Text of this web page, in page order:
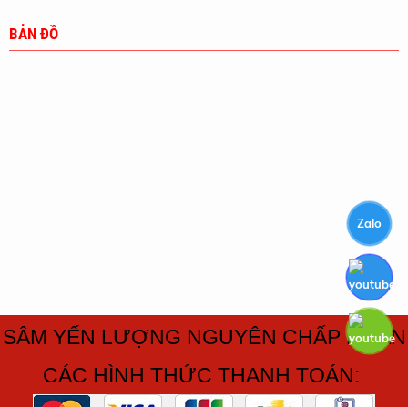
BẢN ĐỒ
SÂM YẾN LƯỢNG NGUYÊN CHẤP NHẬN
CÁC HÌNH THỨC THANH TOÁN:
Zalo